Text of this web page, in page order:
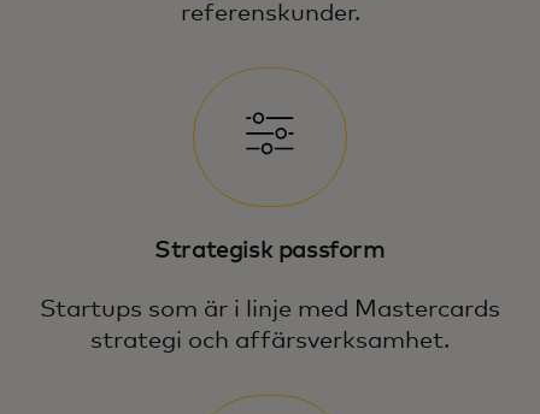
referenskunder.
Strategisk passform
Startups som är i linje med Mastercards
strategi och affärsverksamhet.